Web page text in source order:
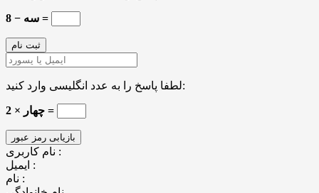
8 − سه =
لطفا پاسخ را به عدد انگلیسی وارد کنید:
2 × چهار =
نام کاربری :
ایمیل :
نام :